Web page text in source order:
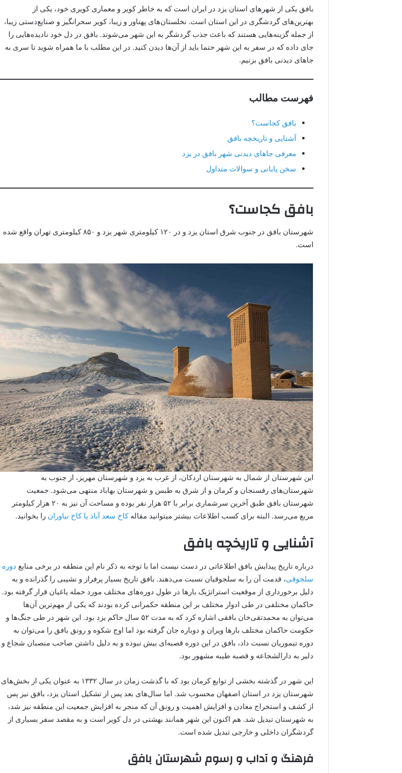
بافق یکی از شهرهای استان یزد در ایران است که به خاطر کویر و معماری کویری خود، یکی از
بهترین‌های گردشگری در این استان است. نخلستان‌های پهناور و زیبا، کویر سحرانگیز و صنایع‌دستی زیبا،
از جمله گزینه‌هایی هستند که باعث جذب گردشگر به این شهر می‌شوند. بافق در دل خود نادیده‌هایی را
جای داده که در سفر به این شهر حتما باید از آن‌ها دیدن کنید. در این مطلب با ما همراه شوید تا سری به
جاهای دیدنی بافق بزنیم.
فهرست مطالب
بافق کجاست؟
آشنایی و تاریخچه بافق
معرفی جاهای دیدنی شهر بافق در یزد
سخن پایانی و سوالات متداول
بافق کجاست؟
شهرستان بافق در جنوب شرق استان یزد و در ۱۲۰ کیلومتری شهر یزد و ۸۵۰ کیلومتری تهران واقع شده
است.
این شهرستان از شمال به شهرستان اردکان، از غرب به یزد و شهرستان‌ مهریز، از جنوب به
شهرستان‌های رفسنجان و کرمان و از شرق به طبس و شهرستان بهاباد منتهی می‌شود. جمعیت
شهرستان بافق طبق آخرین سرشماری برابر با ۵۲ هزار نفر بوده و مساحت آن نیز به ۲۰ هزار کیلومتر
مربع می‌رسد. البته برای کسب اطلاعات بیشتر میتوانید مقالهکاخ سعد آباد یا کاخ نیاوران را بخوانید.
آشنایی و تاریخچه بافق
درباره تاریخ پیدایش بافق اطلاعاتی در دست نیست اما با توجه به ذکر نام این منطقه در برخی منابع دوره
سلجوقی، قدمت آن را به سلجوقیان نسبت می‌دهند. بافق تاریخ بسیار پرفراز و نشیبی را گذرانده و به
دلیل برخورداری از موقعیت استراتژیک بارها در طول دوره‌های مختلف مورد حمله یاغیان قرار گرفته بود.
حاکمان مختلفی در طی ادوار مختلف بر این منطقه حکمرانی کرده بودند که یکی از مهم‌ترین آن‌ها
می‌توان به محمدتقی‌خان بافقی اشاره کرد که به مدت ۵۲ سال حاکم یزد بود. این شهر در طی جنگ‌ها و
حکومت حاکمان مختلف بارها ویران و دوباره‌ جان گرفته بود اما اوج شکوه و رونق بافق را می‌توان به
دوره تیموریان نسبت داد، بافق در این دوره قصبه‌ای بیش نبوده و به دلیل داشتن صاحب منصبان شجاع و
دلیر به دارالشجاعه و قصبه طیبه مشهور بود.
این شهر در گذشته بخشی از توابع کرمان بود که با گذشت زمان در سال ۱۳۳۲ به عنوان یکی از بخش‌های
شهرستان یزد در استان اصفهان محسوب شد. اما سال‌های بعد پس از تشکیل استان یزد، بافق نیز پس
از کشف و استخراج معادن و افزایش اهمیت و رونق آن که منجر به افزایش جمعیت این منطقه نیز شد،
به شهرستان تبدیل شد. هم اکنون این شهر همانند بهشتی در دل کویر است و به مقصد سفر بسیاری از
گردشگران داخلی و خارجی تبدیل شده است.
فرهنگ و آداب و رسوم شهرستان بافق